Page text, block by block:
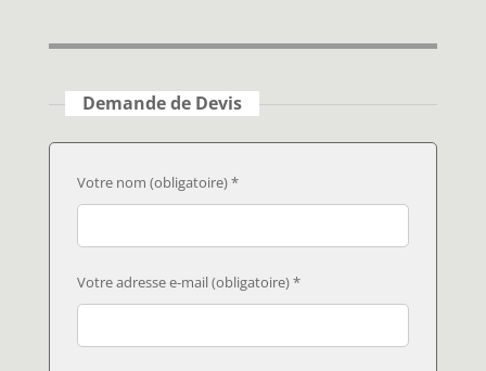
Demande de Devis
Votre nom (obligatoire) *
Votre adresse e-mail (obligatoire) *